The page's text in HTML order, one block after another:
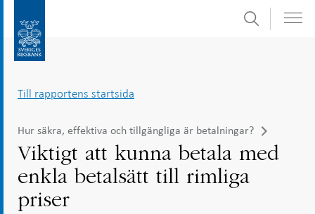
direkt
undersidor
Sök
Till rapportens startsida
Hur säkra, effektiva och tillgängliga är betalningar?
Viktigt att kunna betala med
enkla betalsätt till rimliga
priser